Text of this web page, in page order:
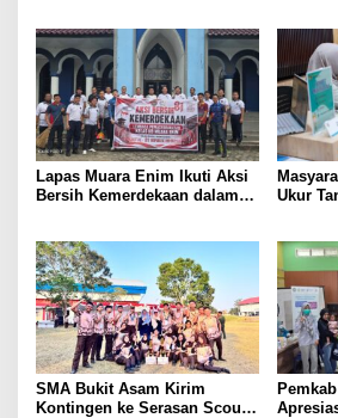
Lapas Muara Enim Ikuti Aksi
Bersih Kemerdekaan dalam
Ukur
SMA Bukit Asam Kirim
Kontingen ke Serasan Scout